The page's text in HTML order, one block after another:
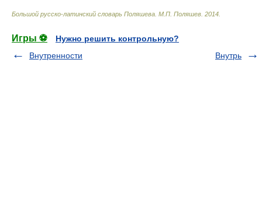
Большой русско-латинский словарь Поляшева М.П. Поляшев 2014
Игры ⚽
Нужно решить контрольную?
Внутренности
Внутрь